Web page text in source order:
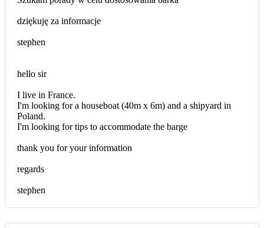
dziękuję za informacje
stephen
hello sir
I live in France.
I'm looking for a houseboat (40m x 6m) and a shipyard in
Poland.
I'm looking for tips to accommodate the barge
thank you for your information
regards
stephen